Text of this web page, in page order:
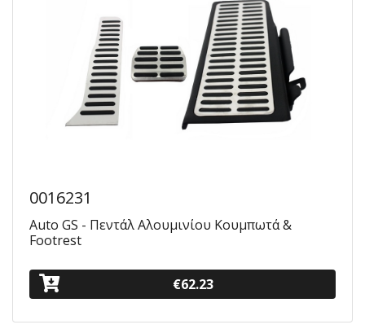
0016231
Auto GS - Πεντάλ Αλουμινίου Κουμπωτά &
Footrest
€62.23